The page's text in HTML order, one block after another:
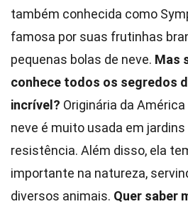
também conhecida como
famosa por suas frutinhas
pequenas bolas de neve. Mas
conhece todos os segredos
incrível? Originária da
neve é muito usada em
resistência. Além disso, ela
importante na natureza,
diversos animais. Quer saber